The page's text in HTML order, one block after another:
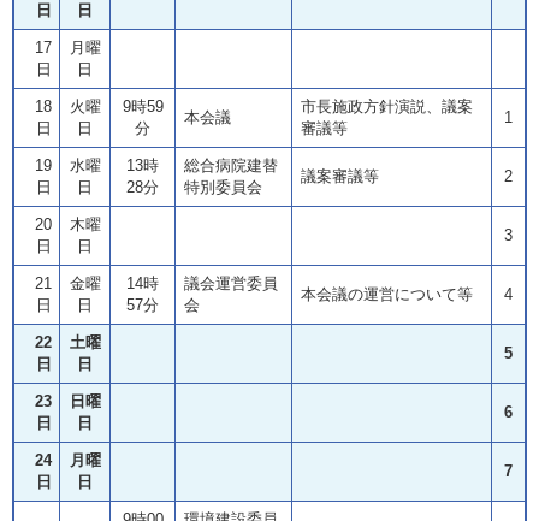
日
日
17
日
月曜
日
18
日
火曜
日
9時59
分
本会議
市長施政方針演説、議案
審議等
1
19
日
水曜
日
13時
28分
総合病院建替
特別委員会
議案審議等 2
20
日
木曜
日
3
21
日
金曜
日
14時
57分
議会運営委員
会
本会議の運営について等 4
22
日
土曜
日
5
23
日
日曜
日
6
24
日
月曜
日
7